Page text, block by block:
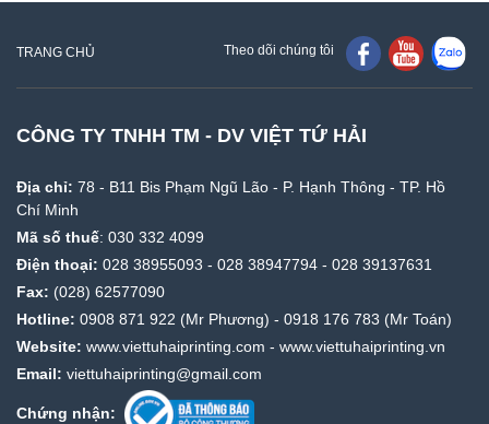
TRANG CHỦ Theo dõi chúng tôi
CÔNG TY TNHH TM - DV VIỆT TỨ HẢI
Địa chỉ: 78 - B11 Bis Phạm Ngũ Lão - P. Hạnh Thông - TP. Hồ
Chí Minh
Mã số thuế: 030 332 4099
Điện thoại: 028 38955093 - 028 38947794 - 028 39137631
Fax: (028) 62577090
Hotline: 0908 871 922 (Mr Phương) - 0918 176 783 (Mr Toán)
Website: www.viettuhaiprinting.com - www.viettuhaiprinting.vn
Email: viettuhaiprinting@gmail.com
Chứng nhận: